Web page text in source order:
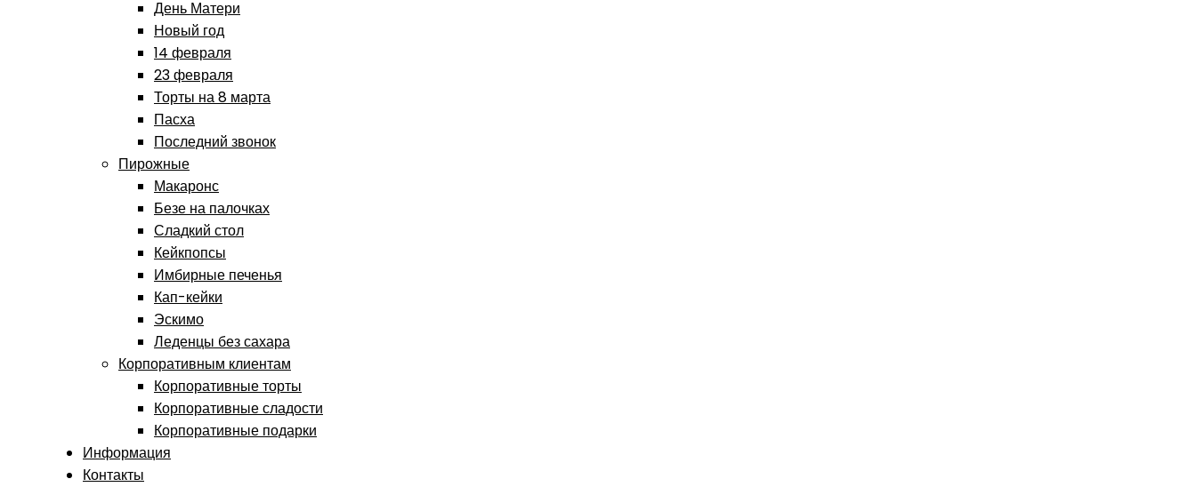
День Матери
Новый год
14 февраля
23 февраля
Торты на 8 марта
Пасха
Последний звонок
Пирожные
Макаронс
Безе на палочках
Сладкий стол
Кейкпопсы
Имбирные печенья
Кап-кейки
Эскимо
Леденцы без сахара
Корпоративным клиентам
Корпоративные торты
Корпоративные сладости
Корпоративные подарки
Информация
Контакты